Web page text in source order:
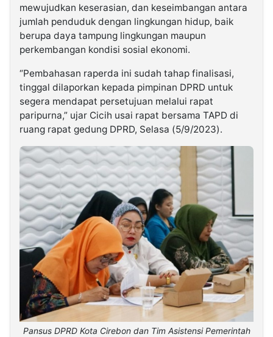
mewujudkan keserasian, dan keseimbangan antara
jumlah penduduk dengan lingkungan hidup, baik
berupa daya tampung lingkungan maupun
perkembangan kondisi sosial ekonomi.
“Pembahasan raperda ini sudah tahap finalisasi,
tinggal dilaporkan kepada pimpinan DPRD untuk
segera mendapat persetujuan melalui rapat
paripurna,” ujar Cicih usai rapat bersama TAPD di
ruang rapat gedung DPRD, Selasa (5/9/2023).
Pansus DPRD Kota Cirebon dan Tim Asistensi Pemerintah